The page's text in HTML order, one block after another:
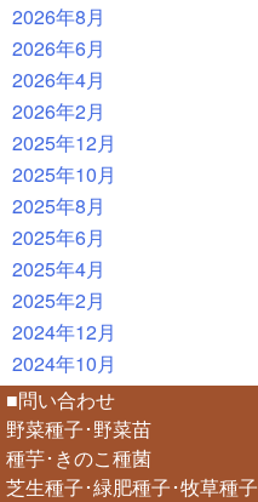
2026年8月
2026年6月
2026年4月
2026年2月
2025年12月
2025年10月
2025年8月
2025年6月
2025年4月
2025年2月
2024年12月
2024年10月
■問い合わせ
野菜種子･野菜苗
種芋･きのこ種菌
芝生種子･緑肥種子･牧草種子